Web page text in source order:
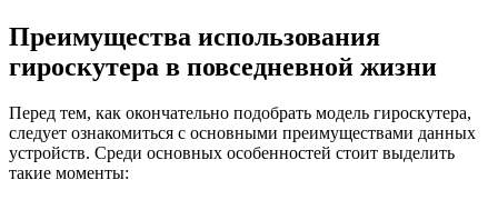
Преимущества использования
гироскутера в повседневной жизни
Перед тем, как окончательно подобрать модель гироскутера,
следует ознакомиться с основными преимуществами данных
устройств. Среди основных особенностей стоит выделить
такие моменты: